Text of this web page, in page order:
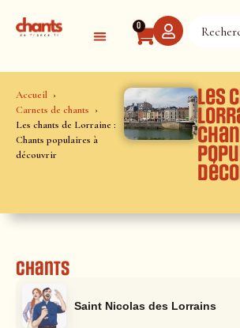
0
Accueil
Carnets de chants
Les chants de Lorraine :
Chants populaires à
découvrir
Les
Chants
Saint Nicolas des Lorrains